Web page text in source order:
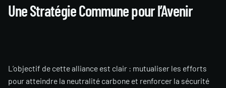
Une Stratégie Commune pour l’Avenir
L’objectif de cette alliance est clair : mutualiser les efforts
pour atteindre la neutralité carbone et renforcer la sécurité